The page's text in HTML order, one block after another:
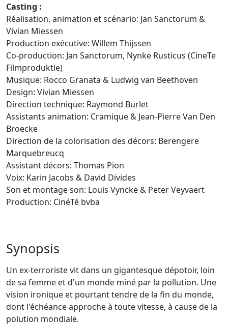
Casting :
Réalisation, animation et scénario: Jan Sanctorum &
Vivian Miessen
Production exécutive: Willem Thijssen
Co-production: Jan Sanctorum, Nynke Rusticus (CineTe
Filmproduktie)
Musique: Rocco Granata & Ludwig van Beethoven
Design: Vivian Miessen
Direction technique: Raymond Burlet
Assistants animation: Cramique & Jean-Pierre Van Den
Broecke
Direction de la colorisation des décors: Berengere
Marquebreucq
Assistant décors: Thomas Pion
Voix: Karin Jacobs & David Divides
Son et montage son: Louis Vyncke & Peter Veyvaert
Production: CinéTé bvba
Synopsis
Un ex-terroriste vit dans un gigantesque dépotoir, loin
de sa femme et d'un monde miné par la pollution. Une
vision ironique et pourtant tendre de la fin du monde,
dont l'échéance approche à toute vitesse, à cause de la
polution mondiale.